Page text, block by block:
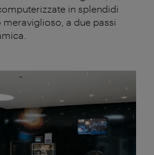
in splendidi
a due passi